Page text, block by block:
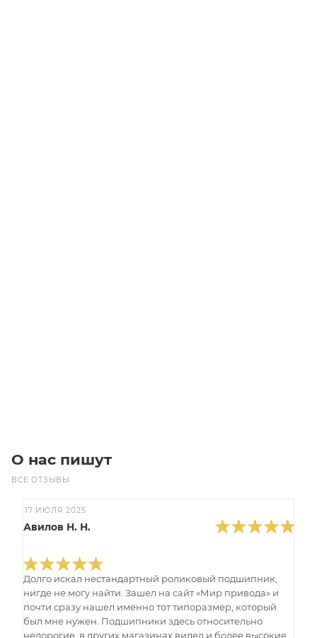
О нас пишут
ВСЕ ОТЗЫВЫ
17 ИЮЛЯ 2025
Авилов Н. Н.
Долго искал нестандартный роликовый подшипник,
нигде не могу найти. Зашел на сайт «Мир привода» и
почти сразу нашел именно тот типоразмер, который
был мне нужен. Подшипники здесь относительно
недорогие, в других магазинах видел и более высокие